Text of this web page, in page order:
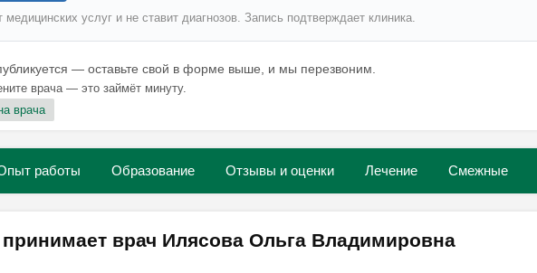
медицинских услуг и не ставит диагнозов. Запись подтверждает клиника.
— оставьте свой в форме выше, и мы перезвоним.
врача — это займёт минуту.
врача
работы Образование Отзывы и оценки Лечение Смежные
принимает врач Илясова Ольга Владимировна